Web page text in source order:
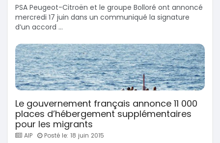
PSA Peugeot-Citroën et le groupe Bolloré ont annoncé
mercredi 17 juin dans un communiqué la signature
d’un accord ...
Le gouvernement français annonce 11 000
places d’hébergement supplémentaires
pour les migrants
AIP Posté le: 18 juin 2015